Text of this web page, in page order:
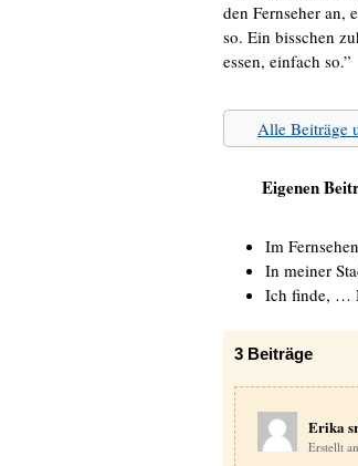
den Fernseher an,
so. Ein bisschen
essen, einfach so.”
Alle Beiträge
Eigenen
Im
In meiner
Ich finde, …
3 Beiträge
Erika
Erstellt